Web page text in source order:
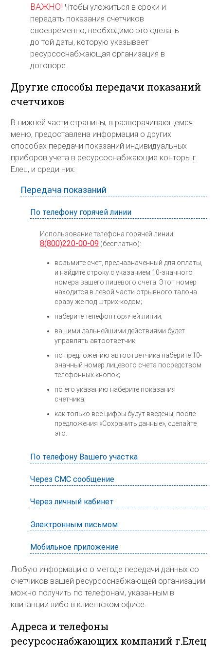
ВАЖНО! Чтобы уложиться в сроки и
передать показания счетчиков
своевременно, необходимо это сделать
до той даты, которую указывает
ресурсоснабжающая организация в
договоре.
Другие способы передачи показаний
счетчиков
В нижней части страницы, в разворачивающемся
меню, предоставлена информация о других
способах передачи показаний индивидуальных
приборов учета в ресурсоснабжающие конторы г.
Елец, и среди них:
Передача показаний
По телефону горячей линии
Использование телефона горячей линии
8(800)220-00-09 (бесплатно):
возьмите счет, предназначенный для оплаты,
и найдите строку с указанием 10-значного
номера вашего лицевого счета. Этот номер
находится в левой части отрывного талона
сразу же под штрих-кодом;
наберите телефон горячей линии;
вашими дальнейшими действиями будет
управлять автоответчик;
по предложению автоответчика наберите 10-
значный номер лицевого счета посредством
телефонных кнопок;
по его указанию наберите показания
счетчика;
как только все цифры будут введены, после
предложения «Сохранить данные», сделайте
это.
По телефону Вашего участка
Через СМС сообщение
Через личный кабинет
Электронным письмом
Мобильное приложение
Любую информацию о методе передачи данных со
счетчиков вашей ресурсоснабжающей организации
можно получить по телефонам, указанным в
квитанции либо в клиентском офисе.
Адреса и телефоны
ресурсоснабжающих компаний г.Елец